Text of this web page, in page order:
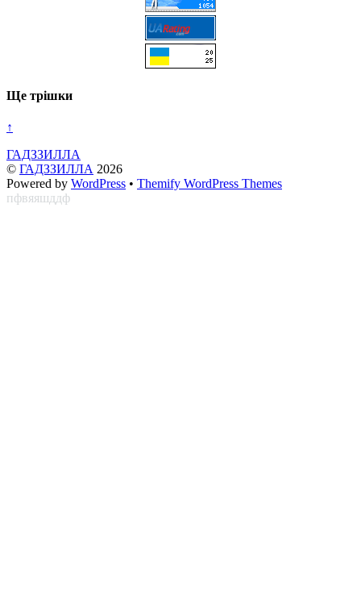
Ще трішки
↑
ГАДЗЗИЛЛА
© ГАДЗЗИЛЛА 2026
Powered by WordPress • Themify WordPress Themes
пфвяяшддф